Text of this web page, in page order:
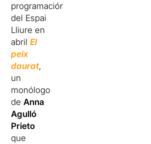
programación
del Espai
Lliure en
abrilEl
peix
daurat,
un
monólogo
deAnna
Agulló
Prieto
que